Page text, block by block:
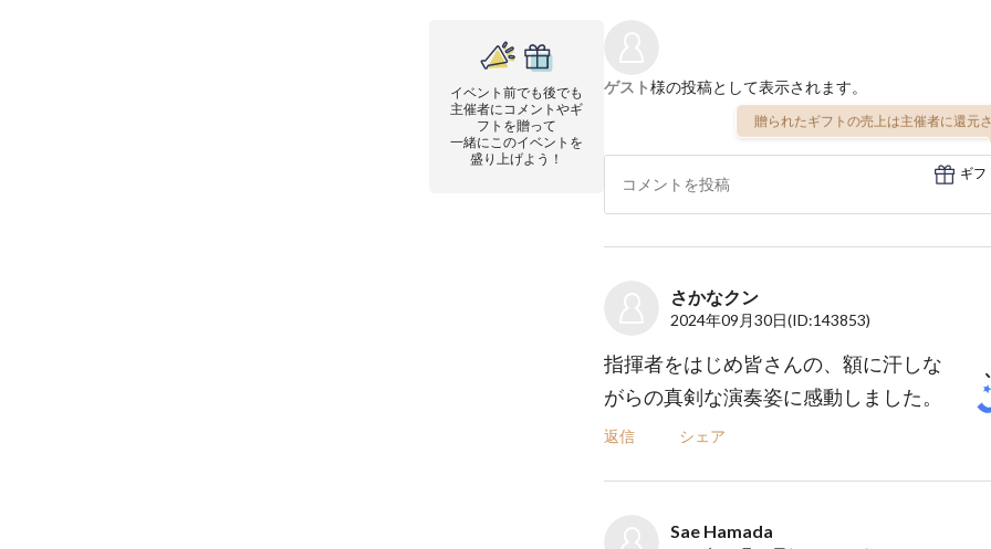
イベント前でも後でも
主催者にコメントやギ
フトを贈って
一緒にこのイベントを
盛り上げよう！
ゲスト様の投稿として表示されます。
贈られたギフトの売上は主催者に還元
ギフ
さかなクン
2024年09月30日(ID:143853)
指揮者をはじめ皆さんの、額に汗しな
がらの真剣な演奏姿に感動しました。
返信 シェア
Sae Hamada